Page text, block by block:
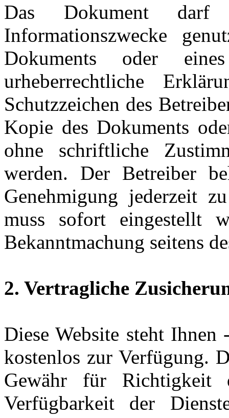
Das Dokument darf
Informationszwecke
Dokuments oder
urheberrechtliche
Schutzzeichen des
Kopie des Dokuments
ohne schriftliche
werden. Der Betreiber
Genehmigung jederzeit
muss sofort eingestellt
Bekanntmachung seitens
2. Vertragliche
Diese Website steht
kostenlos zur Verfügung.
Gewähr für Richtigkeit
Verfügbarkeit der